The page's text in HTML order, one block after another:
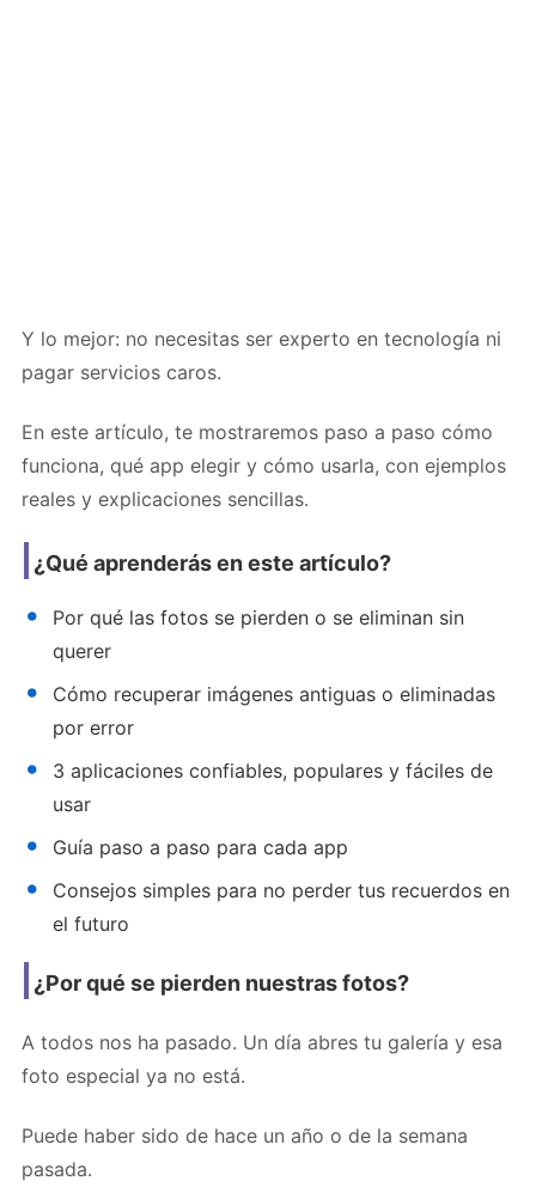
Y lo mejor: no necesitas ser experto en tecnología ni
pagar servicios caros.
En este artículo, te mostraremos paso a paso cómo
funciona, qué app elegir y cómo usarla, con ejemplos
reales y explicaciones sencillas.
¿Qué aprenderás en este artículo?
Por qué las fotos se pierden o se eliminan sin
querer
Cómo recuperar imágenes antiguas o eliminadas
por error
3 aplicaciones confiables, populares y fáciles de
usar
Guía paso a paso para cada app
Consejos simples para no perder tus recuerdos en
el futuro
¿Por qué se pierden nuestras fotos?
A todos nos ha pasado. Un día abres tu galería y esa
foto especial ya no está.
Puede haber sido de hace un año o de la semana
pasada.